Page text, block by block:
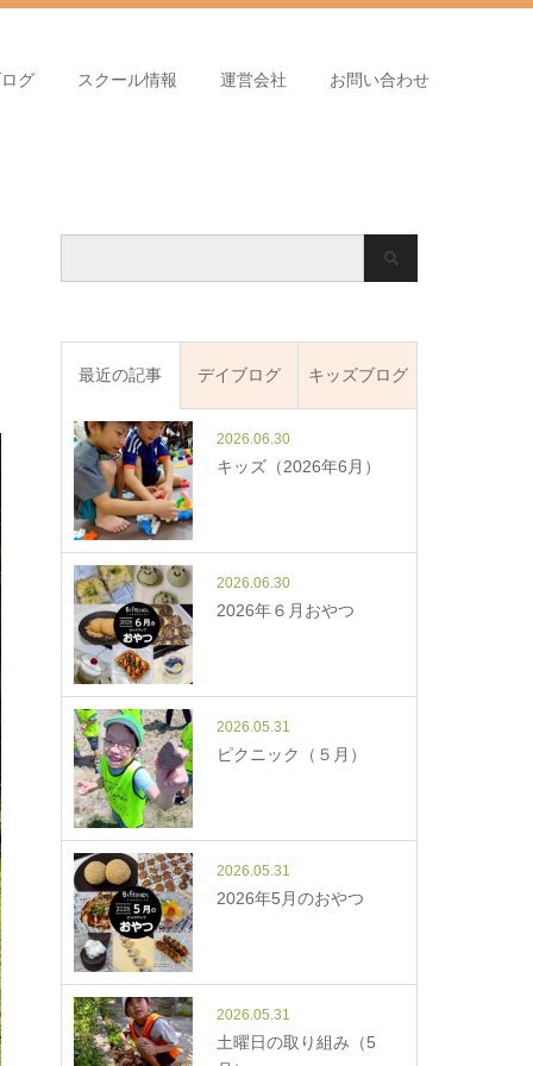
グ スクール情報 運営会社 お問い合わせ
最近の記事 デイブログ キッズブログ
2026.06.30
キッズ（2026年6月）
2026.06.30
2026年６月おやつ
2026.05.31
ピクニック（５月）
2026.05.31
2026年5月のおやつ
2026.05.31
土曜日の取り組み（5